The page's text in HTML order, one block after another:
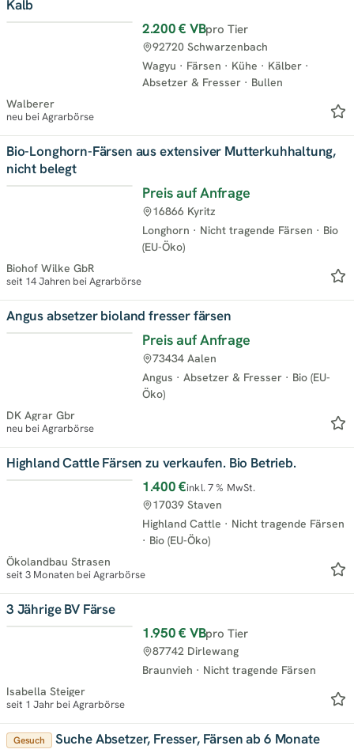
Kalb
2.200 € VBpro Tier
Wagyu · Färsen · Kühe · Kälber ·
Absetzer & Fresser · Bullen
92720 Schwarzenbach
Walberer
neu bei Agrarbörse
Bio-Longhorn-Färsen aus extensiver Mutterkuhhaltung,
nicht belegt
Preis auf Anfrage
Longhorn · Nicht tragende Färsen · Bio
(EU-Öko)
16866 Kyritz
Biohof Wilke GbR
seit 14 Jahren bei Agrarbörse
Angus absetzer bioland fresser färsen
Preis auf Anfrage
Angus · Absetzer & Fresser · Bio (EU-
Öko)
73434 Aalen
DK Agrar Gbr
neu bei Agrarbörse
Highland Cattle Färsen zu verkaufen. Bio Betrieb.
1.400 €inkl. 7 % MwSt.
Highland Cattle · Nicht tragende Färsen
· Bio (EU-Öko)
17039 Staven
Ökolandbau Strasen
seit 3 Monaten bei Agrarbörse
3 Jährige BV Färse
1.950 € VBpro Tier
Braunvieh · Nicht tragende Färsen
87742 Dirlewang
Isabella Steiger
seit 1 Jahr bei Agrarbörse
Gesuch Suche Absetzer, Fresser, Färsen ab 6 Monate